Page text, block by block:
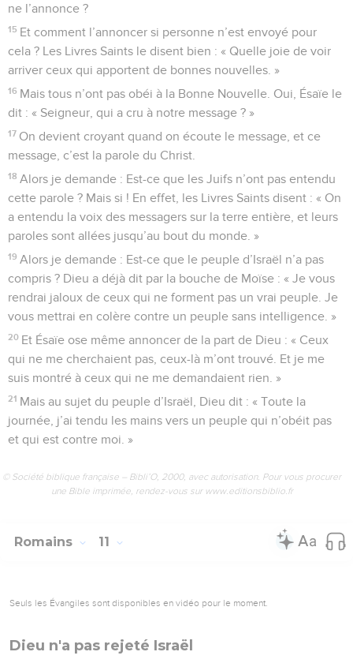
ne l’annonce ?
15 Et comment l’annoncer si personne n’est envoyé pour
cela ? Les Livres Saints le disent bien : « Quelle joie de voir
arriver ceux qui apportent de bonnes nouvelles. »
16 Mais tous n’ont pas obéi à la Bonne Nouvelle. Oui, Ésaïe le
dit : « Seigneur, qui a cru à notre message ? »
17 On devient croyant quand on écoute le message, et ce
message, c’est la parole du Christ.
18 Alors je demande : Est-ce que les Juifs n’ont pas entendu
cette parole ? Mais si ! En effet, les Livres Saints disent : « On
a entendu la voix des messagers sur la terre entière, et leurs
paroles sont allées jusqu’au bout du monde. »
19 Alors je demande : Est-ce que le peuple d’Israël n’a pas
compris ? Dieu a déjà dit par la bouche de Moïse : « Je vous
rendrai jaloux de ceux qui ne forment pas un vrai peuple. Je
vous mettrai en colère contre un peuple sans intelligence. »
20 Et Ésaïe ose même annoncer de la part de Dieu : « Ceux
qui ne me cherchaient pas, ceux-là m’ont trouvé. Et je me
suis montré à ceux qui ne me demandaient rien. »
21 Mais au sujet du peuple d’Israël, Dieu dit : « Toute la
journée, j’ai tendu les mains vers un peuple qui n’obéit pas
et qui est contre moi. »
© Société biblique française – Bibli’O, 2000, avec autorisation. Pour vous procurer
une Bible imprimée, rendez-vous sur www.editionsbiblio.fr
Romains 11
Seuls les Évangiles sont disponibles en vidéo pour le moment.
Dieu n'a pas rejeté Israël